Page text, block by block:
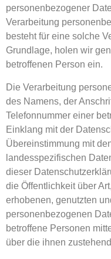
personenbezogener
Verarbeitung
besteht für eine solche
Grundlage, holen wir
betroffenen Person ein.
Die Verarbeitung
des Namens, der
Telefonnummer einer
Einklang mit der
Übereinstimmung mit
landesspezifischen
dieser
die Öffentlichkeit über
erhobenen, genutzten
personenbezogenen
betroffene Personen
über die ihnen